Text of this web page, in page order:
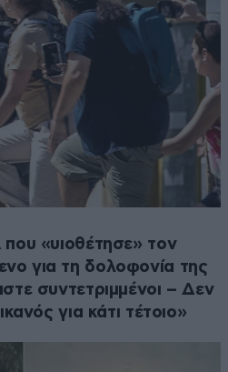
«υιοθέτησε» τον
για τη δολοφονία της
συντετριμμένοι – Δεν
για κάτι τέτοιο»